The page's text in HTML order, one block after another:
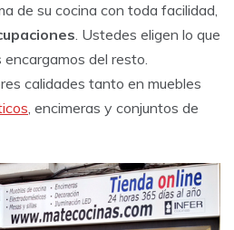
de su cocina con toda facilidad,
. Ustedes eligen lo que
del resto.
calidades tanto en muebles
, encimeras y conjuntos de